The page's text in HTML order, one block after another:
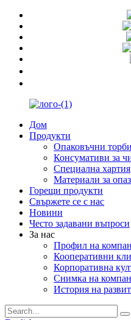
Дом
Продукти
Опаковъчни торби
Консумативи за
Специална хартия
Материали за
Горещи продукти
Свържете се с нас
Новини
Често задавани въпроси
За нас
Профил на
Кооперативни
Корпоративна
Снимка на
История на